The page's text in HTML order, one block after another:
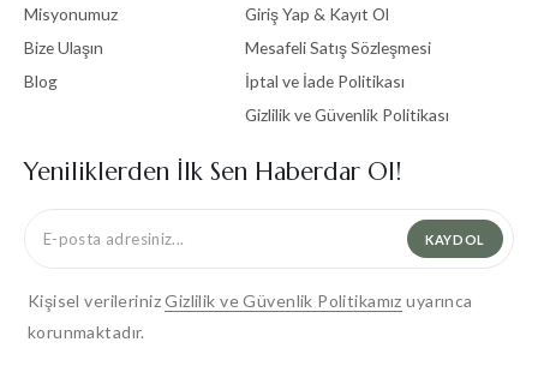
Misyonumuz
Bize Ulaşın
Blog
Giriş Yap & Kayıt Ol
Mesafeli Satış Sözleşmesi
İptal ve İade Politikası
Gizlilik ve Güvenlik Politikası
Yeniliklerden İlk Sen Haberdar Ol!
KAYDOL
Kişisel verilerinizGizlilik ve Güvenlik Politikamız uyarınca
korunmaktadır.